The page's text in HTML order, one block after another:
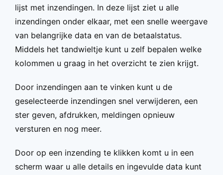
lijst met inzendingen. In deze lijst ziet u alle
inzendingen onder elkaar, met een snelle weergave
van belangrijke data en van de betaalstatus.
Middels het tandwieltje kunt u zelf bepalen welke
kolommen u graag in het overzicht te zien krijgt.
Door inzendingen aan te vinken kunt u de
geselecteerde inzendingen snel verwijderen, een
ster geven, afdrukken, meldingen opnieuw
versturen en nog meer.
Door op een inzending te klikken komt u in een
scherm waar u alle details en ingevulde data kunt